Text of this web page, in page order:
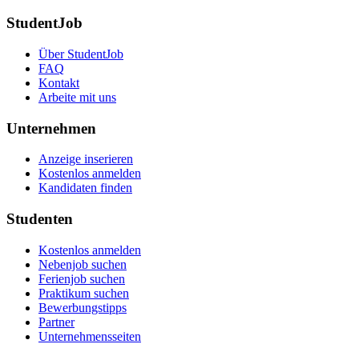
StudentJob
Über StudentJob
FAQ
Kontakt
Arbeite mit uns
Unternehmen
Anzeige inserieren
Kostenlos anmelden
Kandidaten finden
Studenten
Kostenlos anmelden
Nebenjob suchen
Ferienjob suchen
Praktikum suchen
Bewerbungstipps
Partner
Unternehmensseiten